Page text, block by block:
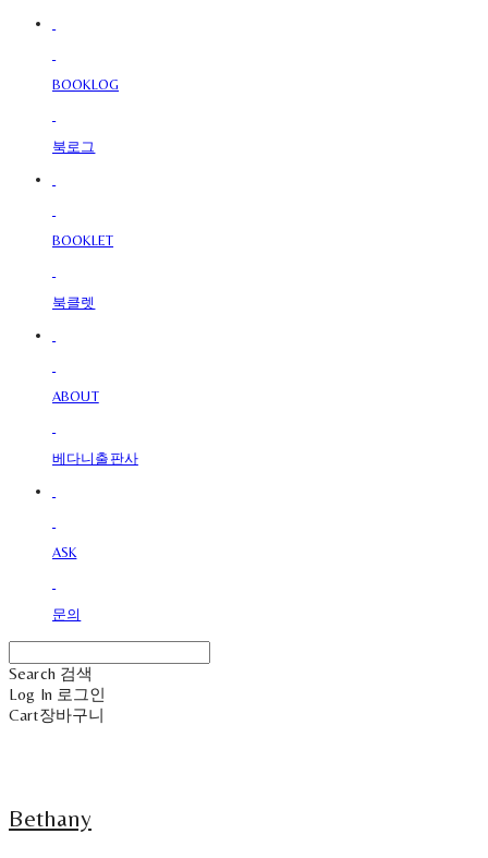
BOOKLOG
북로그
BOOKLET
북클렛
ABOUT
베다니출판사
ASK
문의
Search 검색
Log In 로그인
Cart장바구니
Bethany